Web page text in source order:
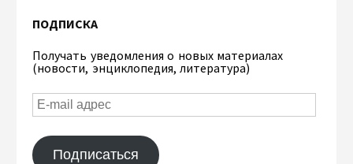
ПОДПИСКА
Получать уведомления о новых материалах
(новости, энциклопедия, литература)
Подписаться